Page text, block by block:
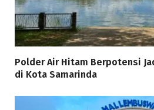
Polder Air Hitam Berpotensi
di Kota Samarinda